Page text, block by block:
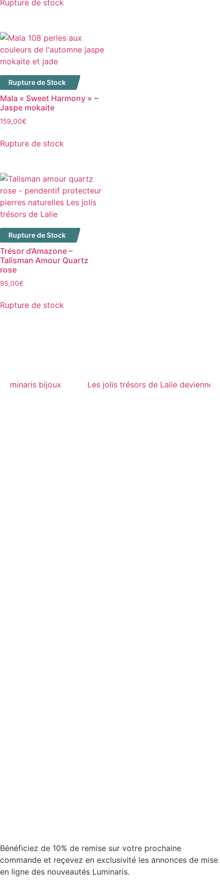
Rupture de stock
Rupture de Stock
Mala « Sweet Harmony » ~
Jaspe mokaite
159,00€
Rupture de stock
Rupture de Stock
Trésor d’Amazone –
Talisman Amour Quartz
rose
95,00€
Rupture de stock
Luminaris bijoux Les jolis trésors de Lalie
Bénéficiez de 10% de remise sur votre prochaine
commande et reçevez en exclusivité les annonces de mise
en ligne des nouveautés Luminaris.